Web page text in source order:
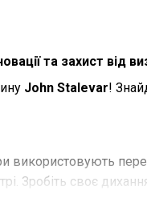
та захист від
John Stalevar!
використовують
Зробіть своє